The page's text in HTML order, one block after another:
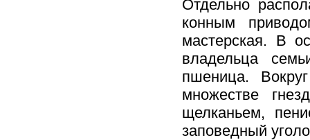
Отдельно
конным
мастерская. В
владельца
пшеница.
множестве
щелканьем,
заповедный